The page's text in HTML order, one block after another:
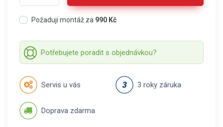
Požaduji montáž za 990 Kč
Potřebujete poradit s objednávkou?
Servis u vás 3 roky záruka
Doprava zdarma